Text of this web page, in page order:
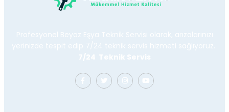
Profesyonel Beyaz Eşya Teknik Servisi olarak, arızalarınızı
yerinizde tespit edip 7/24 teknik servis hizmeti sağlıyoruz.
7/24 Teknik Servis